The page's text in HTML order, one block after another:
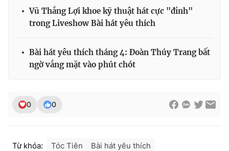
® Cấm sao chép dưới mọi hình thức nếu không có sự chấp
thuận bằng văn bản. Ghi rõ nguồn VTV.vn khi phát hành lại
Vũ Thắng Lợi khoe kỹ thuật hát cực "đỉnh"
trong Liveshow Bài hát yêu thích
Bài hát yêu thích tháng 4: Đoàn Thúy Trang bất
ngờ vắng mặt vào phút chót
0 0
Từ khóa: Tóc Tiên Bài hát yêu thích